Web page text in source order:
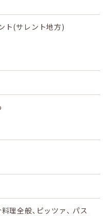
ト(サレント地方)
理全般､ピッツァ､ パス